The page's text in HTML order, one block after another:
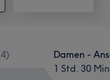
4)
Damen -
1 Std. 30